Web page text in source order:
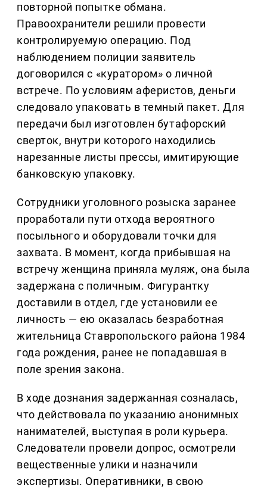
повторной попытке обмана.
Правоохранители решили провести
контролируемую операцию. Под
наблюдением полиции заявитель
договорился с «куратором» о личной
встрече. По условиям аферистов, деньги
следовало упаковать в темный пакет. Для
передачи был изготовлен бутафорский
сверток, внутри которого находились
нарезанные листы прессы, имитирующие
банковскую упаковку.
Сотрудники уголовного розыска заранее
проработали пути отхода вероятного
посыльного и оборудовали точки для
захвата. В момент, когда прибывшая на
встречу женщина приняла муляж, она была
задержана с поличным. Фигурантку
доставили в отдел, где установили ее
личность — ею оказалась безработная
жительница Ставропольского района 1984
года рождения, ранее не попадавшая в
поле зрения закона.
В ходе дознания задержанная созналась,
что действовала по указанию анонимных
нанимателей, выступая в роли курьера.
Следователи провели допрос, осмотрели
вещественные улики и назначили
экспертизы. Оперативники, в свою